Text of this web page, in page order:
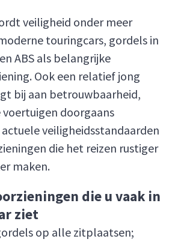
veiligheid onder meer
touringcars, gordels in
ABS als belangrijke
Ook een relatief jong
bij aan betrouwbaarheid,
doorgaans
veiligheidsstandaarden
die het reizen rustiger
maken.
die u vaak in
ziet
op alle zitplaatsen;